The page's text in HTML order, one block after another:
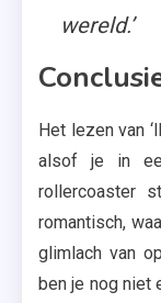
wereld.’
Het lezen van
alsof je in
rollercoaster
romantisch,
glimlach van
ben je nog niet